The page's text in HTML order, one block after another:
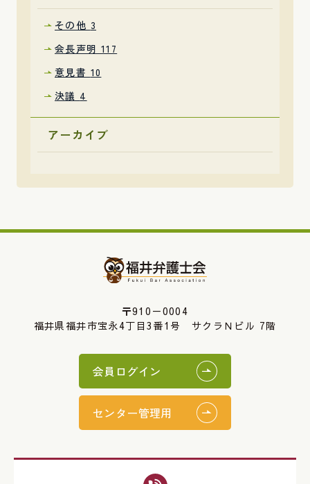
その他 3
会長声明 117
意見書 10
決議 4
アーカイブ
〒910－0004
福井県福井市宝永4丁目3番1号 サクラＮビル 7階
会員ログイン
センター管理用